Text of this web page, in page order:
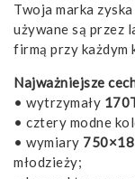
Twoja marka
używane są przez
firmą przy każdym
Najważniejsze
• wytrzymały
• cztery modne
• wymiary
młodzieży;